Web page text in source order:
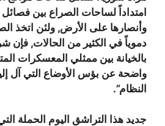
امتداداً لساحات الصراع بين
وأنصارها على الأرض, ولئن اتخذ
دموياً في الكثير من الحالات, فإن
بالخيانة بين ممثلي المعسكرات
واضحة عن بؤس الأوضاع التي آل
النظام”.
جديد هذا التراشق اليوم الحملة